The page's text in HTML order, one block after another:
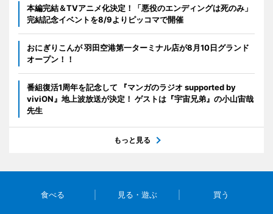
本編完結＆TVアニメ化決定！「悪役のエンディングは死のみ」
完結記念イベントを8/9よりピッコマで開催
おにぎりこんが 羽田空港第一ターミナル店が8月10日グランド
オープン！！
番組復活1周年を記念して 『マンガのラジオ supported by
viviON』地上波放送が決定！ ゲストは『宇宙兄弟』の小山宙哉
先生
もっと見る
食べる 見る・遊ぶ 買う